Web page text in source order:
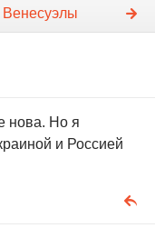
Венесуэлы
нова. Но я
и Россией